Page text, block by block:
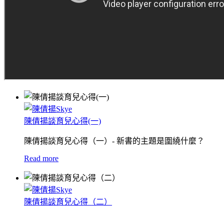
陳倩揚談育兒心得(一)
陳倩揚談育兒心得（一）- 新書的主題是圍繞什麼？
Read more
陳倩揚談育兒心得（二）